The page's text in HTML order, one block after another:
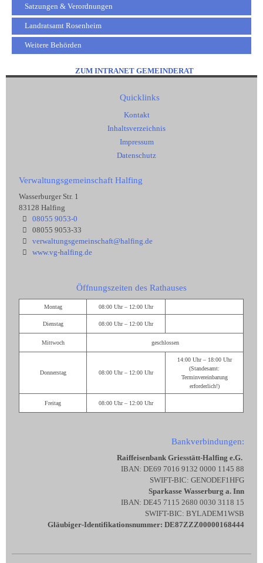
Satzungen & Verordnungen
Landratsamt Rosenheim
Weitere Behörden
ZUM INTRANET GEMEINDERAT
Quicklinks
Kontakt
Inhaltsverzeichnis
Impressum
Datenschutz
Verwaltungsgemeinschaft Halfing
Wasserburger Str. 1
83128 Halfing
08055 9053-0
08055 9053-33
verwaltungsgemeinschaft@halfing.de
www.vg-halfing.de
Öffnungszeiten des Rathauses
Montag 08:00 Uhr – 12:00 Uhr
Dienstag 08:00 Uhr – 12:00 Uhr
Mittwoch geschlossen
Donnerstag 08:00 Uhr – 12:00 Uhr
14:00 Uhr – 18:00 Uhr
(Standesamt:
Terminvereinbarung
erforderlich!)
Freitag 08:00 Uhr – 12:00 Uhr
Bankverbindungen:
Raiffeisenbank Griesstätt-Halfing e.G.
IBAN: DE69 7016 9132 0000 1145 88
SWIFT-BIC: GENODEF1HFG
Sparkasse Wasserburg a. Inn
IBAN: DE45 7115 2680 0030 3118 15
SWIFT-BIC: BYLADEM1WSB
Gläubiger-Identifikationsnummer: DE87ZZZ00000168444